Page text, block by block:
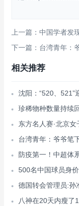
上一篇：中国学者发
下一篇：台湾青年：
相关推荐
沈阳：“520、521”
珍稀物种数量持续
东方名人赛·北京
台湾青年：爷爷笔
防疫第一！中超体
500名中国球员身
德国转会管理员:孙
八神在20天内瘦了